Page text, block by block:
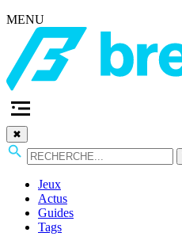
MENU
✖
Jeux
Actus
Guides
Tags